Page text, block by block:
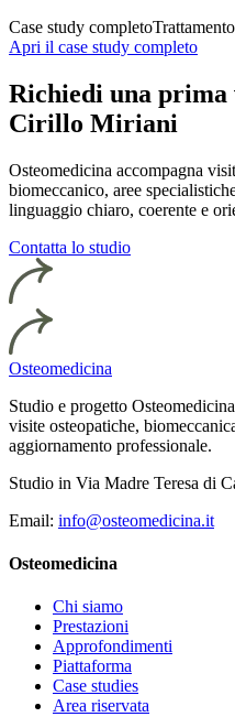
Case study completo
Apri il case study completo
Richiedi una
Cirillo Miriani
Osteomedicina accompagna
biomeccanico, aree
linguaggio chiaro, coerente e
Contatta lo studio
Osteomedicina
Studio e progetto
visite osteopatiche,
aggiornamento professionale.
Studio in Via Madre Teresa di
Email: info@osteomedicina.it
Osteomedicina
Chi siamo
Prestazioni
Approfondimenti
Piattaforma
Case studies
Area riservata